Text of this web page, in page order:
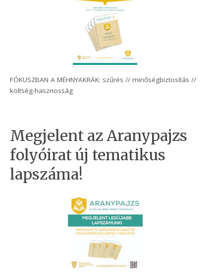
FÓKUSZBAN A MÉHNYAKRÁK: szűrés // minőségbiztosítás //
költség-hasznosság
Megjelent az Aranypajzs
folyóirat új tematikus
lapszáma!